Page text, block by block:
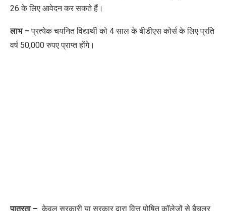
26 के लिए आवेदन कर सकते हैं।
लाभ – प्रत्येक चयनित विद्यार्थी को 4 साल के बीडीएस कोर्स के लिए प्रति
वर्ष 50,000 रुपए प्राप्त होंगे।
पात्रता – केवल सरकारी या सरकार द्वारा वित्त पोषित कॉलेजों से बैचलर